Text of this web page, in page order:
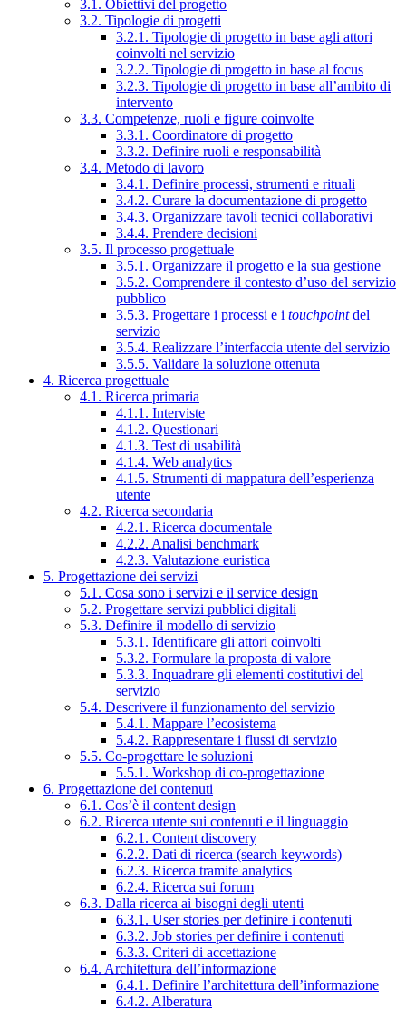
3.1. Obiettivi del progetto
3.2. Tipologie di progetti
3.2.1. Tipologie di progetto in base agli attori
coinvolti nel servizio
3.2.2. Tipologie di progetto in base al focus
3.2.3. Tipologie di progetto in base all’ambito di
intervento
3.3. Competenze, ruoli e figure coinvolte
3.3.1. Coordinatore di progetto
3.3.2. Definire ruoli e responsabilità
3.4. Metodo di lavoro
3.4.1. Definire processi, strumenti e rituali
3.4.2. Curare la documentazione di progetto
3.4.3. Organizzare tavoli tecnici collaborativi
3.4.4. Prendere decisioni
3.5. Il processo progettuale
3.5.1. Organizzare il progetto e la sua gestione
3.5.2. Comprendere il contesto d’uso del servizio
pubblico
3.5.3. Progettare i processi e i touchpointdel
servizio
3.5.4. Realizzare l’interfaccia utente del servizio
3.5.5. Validare la soluzione ottenuta
4. Ricerca progettuale
4.1. Ricerca primaria
4.1.1. Interviste
4.1.2. Questionari
4.1.3. Test di usabilità
4.1.4. Web analytics
4.1.5. Strumenti di mappatura dell’esperienza
utente
4.2. Ricerca secondaria
4.2.1. Ricerca documentale
4.2.2. Analisi benchmark
4.2.3. Valutazione euristica
5. Progettazione dei servizi
5.1. Cosa sono i servizi e il service design
5.2. Progettare servizi pubblici digitali
5.3. Definire il modello di servizio
5.3.1. Identificare gli attori coinvolti
5.3.2. Formulare la proposta di valore
5.3.3. Inquadrare gli elementi costitutivi del
servizio
5.4. Descrivere il funzionamento del servizio
5.4.1. Mappare l’ecosistema
5.4.2. Rappresentare i flussi di servizio
5.5. Co-progettare le soluzioni
5.5.1. Workshop di co-progettazione
6. Progettazione dei contenuti
6.1. Cos’è il content design
6.2. Ricerca utente sui contenuti e il linguaggio
6.2.1. Content discovery
6.2.2. Dati di ricerca (search keywords)
6.2.3. Ricerca tramite analytics
6.2.4. Ricerca sui forum
6.3. Dalla ricerca ai bisogni degli utenti
6.3.1. User stories per definire i contenuti
6.3.2. Job stories per definire i contenuti
6.3.3. Criteri di accettazione
6.4. Architettura dell’informazione
6.4.1. Definire l’architettura dell’informazione
6.4.2. Alberatura